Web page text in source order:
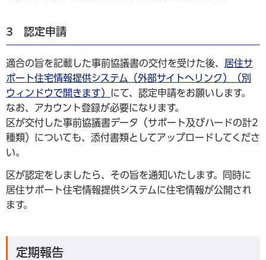
3 認定申請
適合の旨を記載した事前協議書の交付を受けた後、 居住サ
ポート住宅情報提供システム（外部サイトへリンク）（別
ウィンドウで開きます）
にて、認定申請をお願いします。
なお、アカウント登録が必要になります。
区が交付した事前協議書データ（サポート及びハードの計2
種類）についても、添付書類としてアップロードしてくださ
い。
区が認定をしましたら、その旨を通知いたします。同時に
居住サポート住宅情報提供システムに住宅情報が公開され
ます。
定期報告